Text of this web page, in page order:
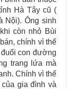
Hà Tây cũ (
Nội). Ông sinh
còn nhỏ Bùi
chính vì thế
đuổi con đường
trang lứa mà
Chính vì thế
gia đình và